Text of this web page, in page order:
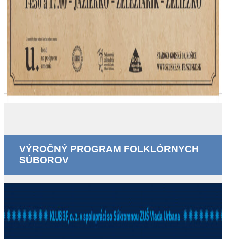
VÝROČNÝ PROGRAM FOLKLÓRNYCH
SÚBOROV